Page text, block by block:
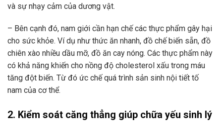
và sự nhạy cảm của dương vật.
– Bên cạnh đó, nam giới cần hạn chế các thực phẩm gây hại
cho sức khỏe. Ví dụ như thức ăn nhanh, đồ chế biến sẵn, đồ
chiên xào nhiều dầu mỡ, đồ ăn cay nóng. Các thực phẩm này
có khả năng khiến cho nồng độ cholesterol xấu trong máu
tăng đột biến. Từ đó ức chế quá trình sản sinh nội tiết tố
nam của cơ thể.
2. Kiểm soát căng thẳng giúp chữa yếu sinh lý